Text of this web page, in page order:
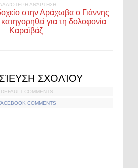
ΑΝΆΡΤΗΣΗ
στην Αράχωβα ο Γιάννης
για τη δολοφονία
Καραϊβάζ
ΣΧΟΛΊΟΥ
DEFAULT COMMENTS
COMMENTS